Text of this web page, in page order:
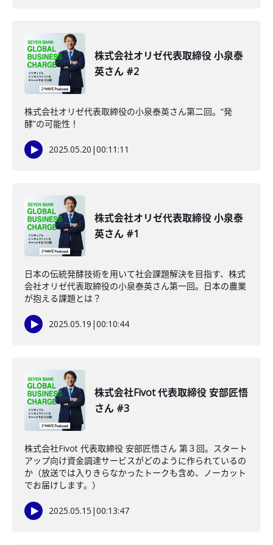
株式会社オリゼ代表取締役 小泉泰
英さん #2
株式会社オリゼ代表取締役の小泉泰英さん第二回。“発
酵”の可能性！
2025.05.20 |00:11:11
株式会社オリゼ代表取締役 小泉泰
英さん #1
日本の伝統発酵技術を用いて社会課題解決を目指す、株式
会社オリゼ代表取締役の小泉泰英さん第一回。日本の農業
が抱える課題とは？
2025.05.19 |00:10:44
株式会社Fivot 代表取締役 安部匠悟
さん #3
株式会社Fivot 代表取締役 安部匠悟さん 第３回。スタート
アップ向け資金調達サービスがどのように作られているの
か（放送では入りきらなかったトークも含め、ノーカット
でお届けします。）
2025.05.15 |00:13:47